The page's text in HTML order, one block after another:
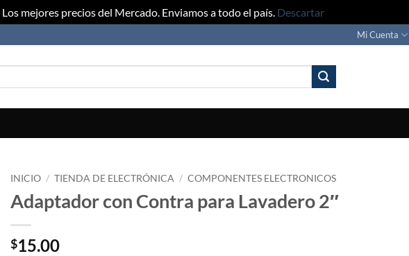
Los mejores precios del Mercado. Enviamos a todo el país. Descartar
Mi Cuenta
INICIO / TIENDA DE ELECTRÓNICA / COMPONENTES ELECTRONICOS
Adaptador con Contra para Lavadero 2″
$15.00